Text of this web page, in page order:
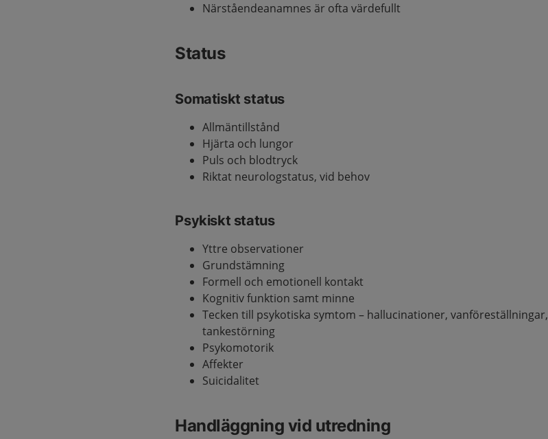
Närståendeanamnes är ofta värdefullt
Status
Somatiskt status
Allmäntillstånd
Hjärta och lungor
Puls och blodtryck
Riktat neurologstatus, vid behov
Psykiskt status
Yttre observationer
Grundstämning
Formell och emotionell kontakt
Kognitiv funktion samt minne
Tecken till psykotiska symtom – hallucinationer, vanföreställningar,
tankestörning
Psykomotorik
Affekter
Suicidalitet
Handläggning vid utredning